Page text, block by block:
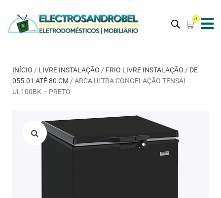
0
INÍCIO / LIVRE INSTALAÇÃO / FRIO LIVRE INSTALAÇÃO / DE
055.01 ATÉ 80 CM / ARCA ULTRA CONGELAÇÃO TENSAI –
UL100BK – PRETO